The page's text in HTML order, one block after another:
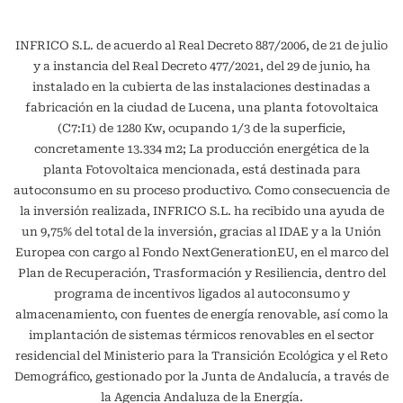
INFRICO S.L. de acuerdo al Real Decreto 887/2006, de 21 de julio
y a instancia del Real Decreto 477/2021, del 29 de junio, ha
instalado en la cubierta de las instalaciones destinadas a
fabricación en la ciudad de Lucena, una planta fotovoltaica
(C7:I1) de 1280 Kw, ocupando 1/3 de la superficie,
concretamente 13.334 m2; La producción energética de la
planta Fotovoltaica mencionada, está destinada para
autoconsumo en su proceso productivo. Como consecuencia de
la inversión realizada, INFRICO S.L. ha recibido una ayuda de
un 9,75% del total de la inversión, gracias al IDAE y a la Unión
Europea con cargo al Fondo NextGenerationEU, en el marco del
Plan de Recuperación, Trasformación y Resiliencia, dentro del
programa de incentivos ligados al autoconsumo y
almacenamiento, con fuentes de energía renovable, así como la
implantación de sistemas térmicos renovables en el sector
residencial del Ministerio para la Transición Ecológica y el Reto
Demográfico, gestionado por la Junta de Andalucía, a través de
la Agencia Andaluza de la Energía.